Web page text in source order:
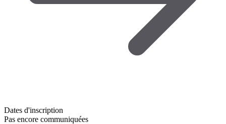
Dates d'inscription
Pas encore communiquées